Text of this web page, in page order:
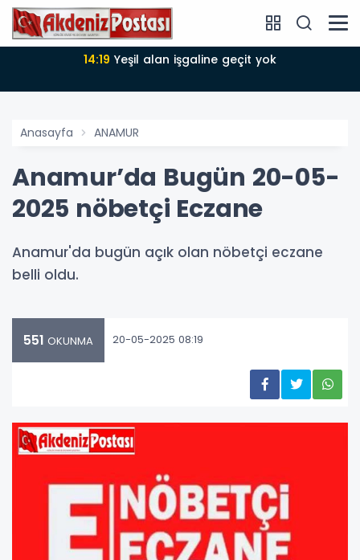
14:18 Büyükşehir Belediyesi sürdürülebilir kalkınmada
Anasayfa ANAMUR
Anamur’da Bugün 20-05-
2025 nöbetçi Eczane
Anamur'da bugün açık olan nöbetçi eczane
belli oldu.
551 OKUNMA 20-05-2025 08:19